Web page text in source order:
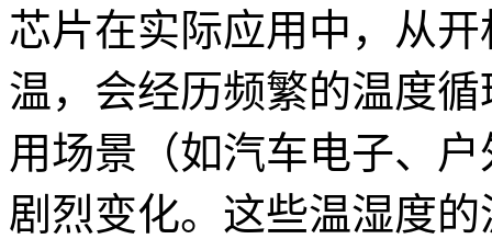
芯片在实际应用中，从
温，会经历频繁的温度
用场景（如汽车电子、
剧烈变化。这些温湿度